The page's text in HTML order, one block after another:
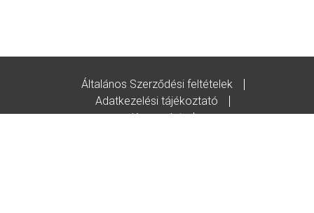
Általános Szerződési feltételek
Adatkezelési tájékoztató
Kapcsolat